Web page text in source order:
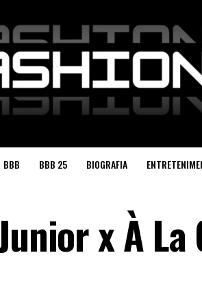
BBB BBB 25 BIOGRAFIA
x À La